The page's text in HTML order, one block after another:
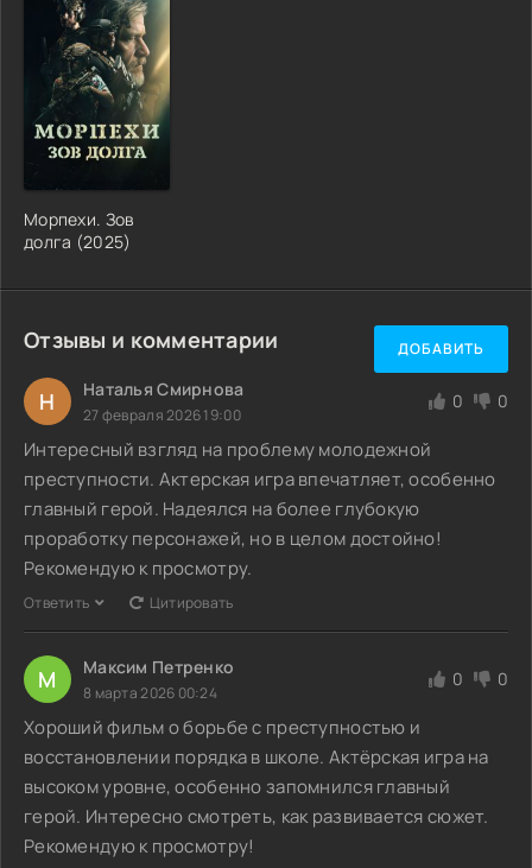
Морпехи. Зов
долга (2025)
Отзывы и комментарии ДОБАВИТЬ
Н Наталья Смирнова
27 февраля 2026 19:00
0 0
Интересный взгляд на проблему молодежной
преступности. Актерская игра впечатляет, особенно
главный герой. Надеялся на более глубокую
проработку персонажей, но в целом достойно!
Рекомендую к просмотру.
Ответить Цитировать
М Максим Петренко
8 марта 2026 00:24
0 0
Хороший фильм о борьбе с преступностью и
восстановлении порядка в школе. Актёрская игра на
высоком уровне, особенно запомнился главный
герой. Интересно смотреть, как развивается сюжет.
Рекомендую к просмотру!